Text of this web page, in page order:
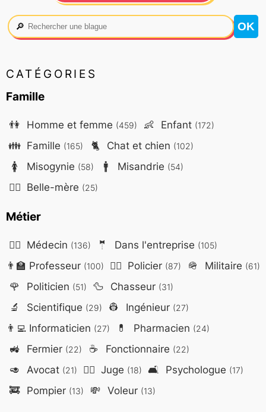
🔎
CATÉGORIES
Famille
👫 Homme et femme (459) 👶 Enfant (172)
👪 Famille (165) 🐈 Chat et chien (102)
🚺 Misogynie (58) 🚹 Misandrie (54)
🤷‍♀️ Belle-mère (25)
Métier
👨‍⚕️ Médecin (136) 🤵 Dans l'entreprise (105)
👨‍🏫 Professeur (100) 👮‍♂️ Policier (87) 🪖 Militaire (61)
🌹 Politicien (51) 🦆 Chasseur (31)
🔬 Scientifique (29) 👷 Ingénieur (27)
👨‍💻Informaticien (27) 💊 Pharmacien (24)
🚜 Fermier (22) ☕ Fonctionnaire (22)
🥑 Avocat (21) 👨‍⚖️ Juge (18) 🛋️ Psychologue (17)
🚒 Pompier (13) 💸 Voleur (13)